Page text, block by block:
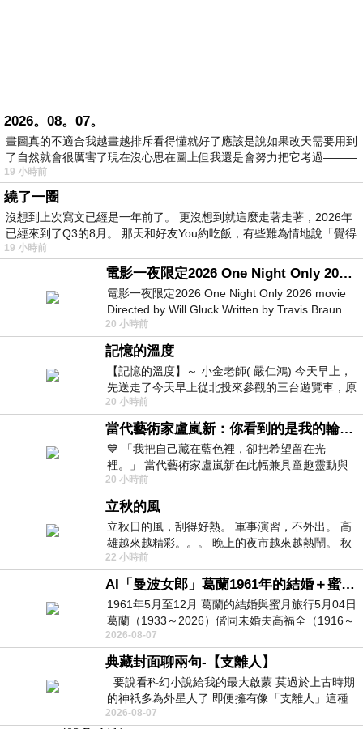
2026。08。07。
畫圖真的不適合我越畫越排斥看得懂就好了應該是說如果改天需要用到
了自然就會很厲害了現在沒心思在圖上但我還是會努力把它考過———
19 小時前
繞了一圈
沒想到上次寫文已經是一年前了。 更沒想到就這麼走著走著，2026年
已經來到了Q3的8月。 那天和好友You約吃飯，有些難為情地說「覺得
19 小時前
電影一夜限定2026 One Night Only 2026 movie
電影一夜限定2026 One Night Only 2026 movie
Directed by Will Gluck Written by Travis Braun
Starring Monica Barbaro
20 小時前
記憶的溫度
【記憶的溫度】～ 小金老師( 嚴仁鴻) 今天早上，
先送走了今天早上從北投來參觀的三台遊覽車，原
以為展場已經差不多要安靜下來，卻發
20 小時前
當代藝術家盧嵐新：你看到的是我的輪廓，還是你的故事？——藏在藍色裡的希望與光
💙 「我把自己藏在藍色裡，卻把希望留在光
裡。」 當代藝術家盧嵐新在此幅兼具童趣靈動與
抽象韻味的新作中，用湛藍的羽翼般色塊包覆著
20 小時前
立秋的風
立秋日的風，刮得好熱。 軍事演習，不外出。 高
雄越來越精彩。。。 晚上的夜市越來越熱鬧。 秋
天的風刮得很熱 夜遊消暑熱。。。
22 小時前
AI「曼波女郎」葛蘭1961年的結婚＋蜜月旅行 #戀上老電影 #葛蘭 #粟子
1961年5月至12月 葛蘭的結婚與蜜月旅行5月04日
葛蘭（1933～2026）偕同未婚夫高福全（1916～
2004）乘郵輪赴倫敦6月15日於英國倫敦St.S
2026-08-07
典藏封面聊兩句-【支離人】
要說看科幻小說給我的最大啟蒙 莫過於上古時期
的神祇多為外星人了 即便擁有像「支離人」這種
驚世駭俗的神通法門 也未必讀
2026-08-07